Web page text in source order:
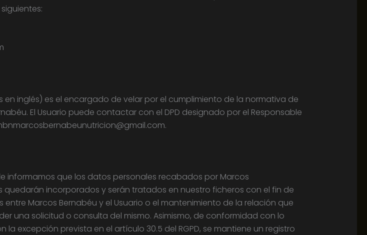
en inglés) es el encargado de velar por el cumplimiento de la normativa de
El Usuario puede contactar con el DPD designado por el Responsable
informamos que los datos personales recabados por Marcos
incorporados y serán tratados en nuestro ficheros con el fin de
Marcos Bernabéu y el Usuario o el mantenimiento de la relación que
una solicitud o consulta del mismo. Asimismo, de conformidad con lo
la excepción prevista en el artículo 30.5 del RGPD, se mantiene un registro